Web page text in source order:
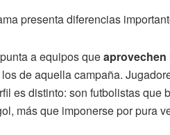
presenta diferencias
a equipos que
de aquella campaña.
es distinto: son futbolistas
más que imponerse por pura